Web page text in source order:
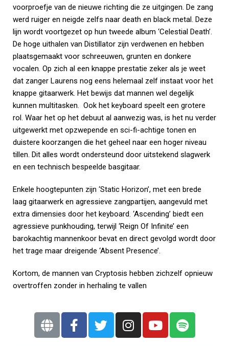
voorproefje van de nieuwe richting die ze uitgingen. De zang
werd ruiger en neigde zelfs naar death en black metal. Deze
lijn wordt voortgezet op hun tweede album ‘Celestial Death’.
De hoge uithalen van Distillator zijn verdwenen en hebben
plaatsgemaakt voor schreeuwen, grunten en donkere
vocalen. Op zich al een knappe prestatie zeker als je weet
dat zanger Laurens nog eens helemaal zelf instaat voor het
knappe gitaarwerk. Het bewijs dat mannen wel degelijk
kunnen multitasken. Ook het keyboard speelt een grotere
rol. Waar het op het debuut al aanwezig was, is het nu verder
uitgewerkt met opzwepende en sci-fi-achtige tonen en
duistere koorzangen die het geheel naar een hoger niveau
tillen. Dit alles wordt ondersteund door uitstekend slagwerk
en een technisch bespeelde basgitaar.
Enkele hoogtepunten zijn ‘Static Horizon’, met een brede
laag gitaarwerk en agressieve zangpartijen, aangevuld met
extra dimensies door het keyboard. ‘Ascending’ biedt een
agressieve punkhouding, terwijl ‘Reign Of Infinite’ een
barokachtig mannenkoor bevat en direct gevolgd wordt door
het trage maar dreigende ‘Absent Presence’.
Kortom, de mannen van Cryptosis hebben zichzelf opnieuw
overtroffen zonder in herhaling te vallen